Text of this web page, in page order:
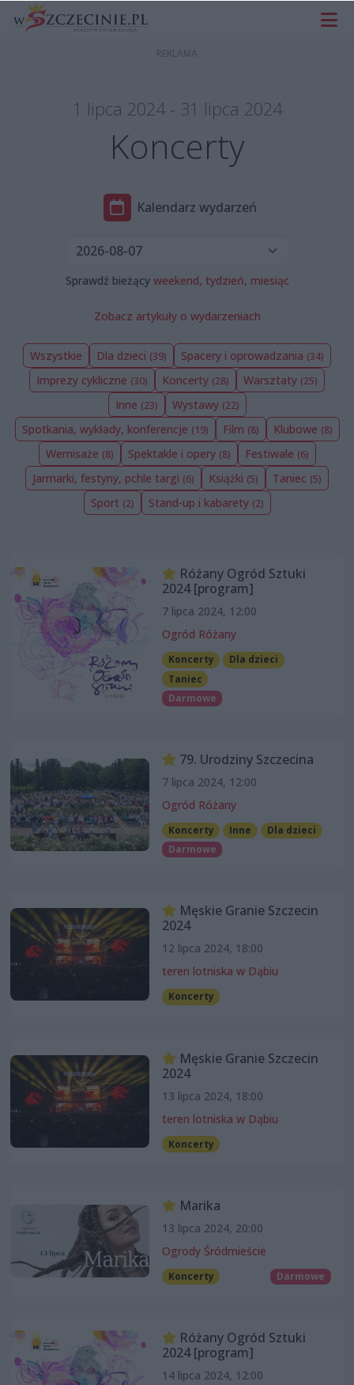
1 lipca 2024 - 31 lipca 2024
Koncerty
Kalendarz wydarzeń
Sprawdź bieżący weekend, tydzień, miesiąc
Zobacz artykuły o wydarzeniach
Wszystkie Dla dzieci (39) Spacery i oprowadzania (34)
Imprezy cykliczne (30) Koncerty (28) Warsztaty (25)
Inne (23) Wystawy (22)
Spotkania, wykłady, konferencje (19) Film (8) Klubowe (8)
Wernisaże (8) Spektakle i opery (8) Festiwale (6)
Jarmarki, festyny, pchle targi (6) Książki (5) Taniec (5)
Sport (2) Stand-up i kabarety (2)
Różany Ogród Sztuki
2024 [program]
7 lipca 2024, 12:00
Ogród Różany
Koncerty
Dla dzieci
Taniec
Darmowe
79. Urodziny Szczecina
7 lipca 2024, 12:00
Ogród Różany
Koncerty Inne
Dla dzieci
Darmowe
Męskie Granie Szczecin
2024
12 lipca 2024, 18:00
teren lotniska w Dąbiu
Koncerty
Męskie Granie Szczecin
2024
13 lipca 2024, 18:00
teren lotniska w Dąbiu
Koncerty
Marika
13 lipca 2024, 20:00
Ogrody Śródmieście
Koncerty Darmowe
Różany Ogród Sztuki
2024 [program]
14 lipca 2024, 12:00